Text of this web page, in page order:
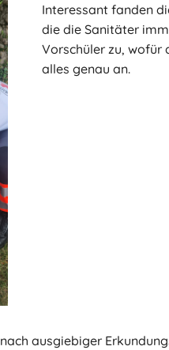
Interessant fanden
die die Sanitäter
Vorschüler zu, wofür
alles genau an.
ausgiebiger